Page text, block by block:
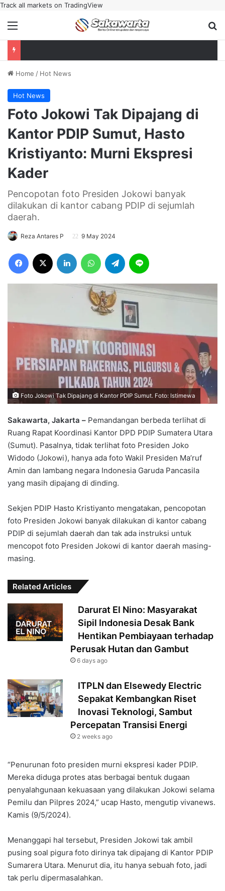
Track all markets on TradingView
Menu
Home / Hot News
Hot News
Foto Jokowi Tak Dipajang di
Kantor PDIP Sumut, Hasto
Kristiyanto: Murni Ekspresi
Kader
Pencopotan foto Presiden Jokowi banyak
dilakukan di kantor cabang PDIP di sejumlah
daerah.
Reza Antares P 9 May 2024
Facebook LinkedIn WhatsAppTelegram
Foto Jokowi Tak Dipajang di Kantor PDIP Sumut. Foto: Istimewa
Sakawarta, Jakarta – Pemandangan berbeda terlihat di
Ruang Rapat Koordinasi Kantor DPD PDIP Sumatera Utara
(Sumut). Pasalnya, tidak terlihat foto Presiden Joko
Widodo (Jokowi), hanya ada foto Wakil Presiden Ma’ruf
Amin dan lambang negara Indonesia Garuda Pancasila
yang masih dipajang di dinding.
Sekjen PDIP Hasto Kristiyanto mengatakan, pencopotan
foto Presiden Jokowi banyak dilakukan di kantor cabang
PDIP di sejumlah daerah dan tak ada instruksi untuk
mencopot foto Presiden Jokowi di kantor daerah masing-
masing.
Related Articles
Darurat El Nino: Masyarakat
Sipil Indonesia Desak Bank
Hentikan Pembiayaan terhadap
Perusak Hutan dan Gambut
6 days ago
ITPLN dan Elsewedy Electric
Sepakat Kembangkan Riset
Inovasi Teknologi, Sambut
Percepatan Transisi Energi
2 weeks ago
“Penurunan foto presiden murni ekspresi kader PDIP.
Mereka diduga protes atas berbagai bentuk dugaan
penyalahgunaan kekuasaan yang dilakukan Jokowi selama
Pemilu dan Pilpres 2024,” ucap Hasto, mengutip vivanews.
Kamis (9/5/2024).
Menanggapi hal tersebut, Presiden Jokowi tak ambil
pusing soal pigura foto dirinya tak dipajang di Kantor PDIP
Sumarera Utara. Menurut dia, itu hanya sebuah foto, jadi
tak perlu dipermasalahkan.